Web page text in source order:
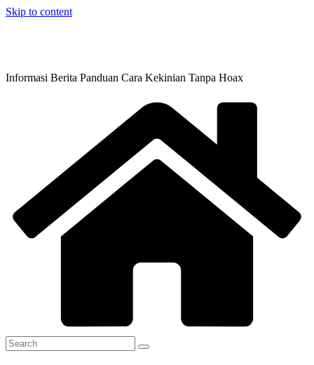
Skip to content
Informasi Berita Panduan Cara Kekinian Tanpa Hoax